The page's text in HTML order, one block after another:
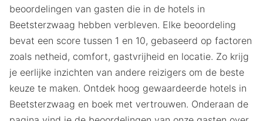
beoordelingen van gasten die in de hotels in
Beetsterzwaag hebben verbleven. Elke beoordeling
bevat een score tussen 1 en 10, gebaseerd op factoren
zoals netheid, comfort, gastvrijheid en locatie. Zo krijg
je eerlijke inzichten van andere reizigers om de beste
keuze te maken. Ontdek hoog gewaardeerde hotels in
Beetsterzwaag en boek met vertrouwen. Onderaan de